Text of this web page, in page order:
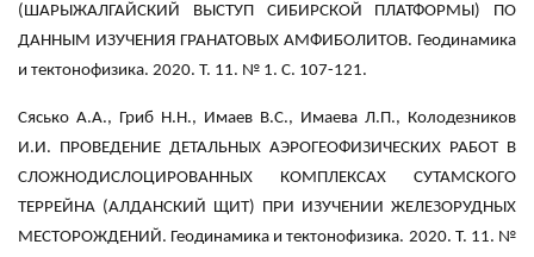
(ШАРЫЖАЛГАЙСКИЙ ВЫСТУП СИБИРСКОЙ ПЛАТФОРМЫ) ПО
ДАННЫМ ИЗУЧЕНИЯ ГРАНАТОВЫХ АМФИБОЛИТОВ. Геодинамика
и тектонофизика. 2020. Т. 11. № 1. С. 107-121.
Сясько А.А., Гриб Н.Н., Имаев В.С., Имаева Л.П., Колодезников
И.И. ПРОВЕДЕНИЕ ДЕТАЛЬНЫХ АЭРОГЕОФИЗИЧЕСКИХ РАБОТ В
СЛОЖНОДИСЛОЦИРОВАННЫХ КОМПЛЕКСАХ СУТАМСКОГО
ТЕРРЕЙНА (АЛДАНСКИЙ ЩИТ) ПРИ ИЗУЧЕНИИ ЖЕЛЕЗОРУДНЫХ
МЕСТОРОЖДЕНИЙ. Геодинамика и тектонофизика. 2020. Т. 11. №